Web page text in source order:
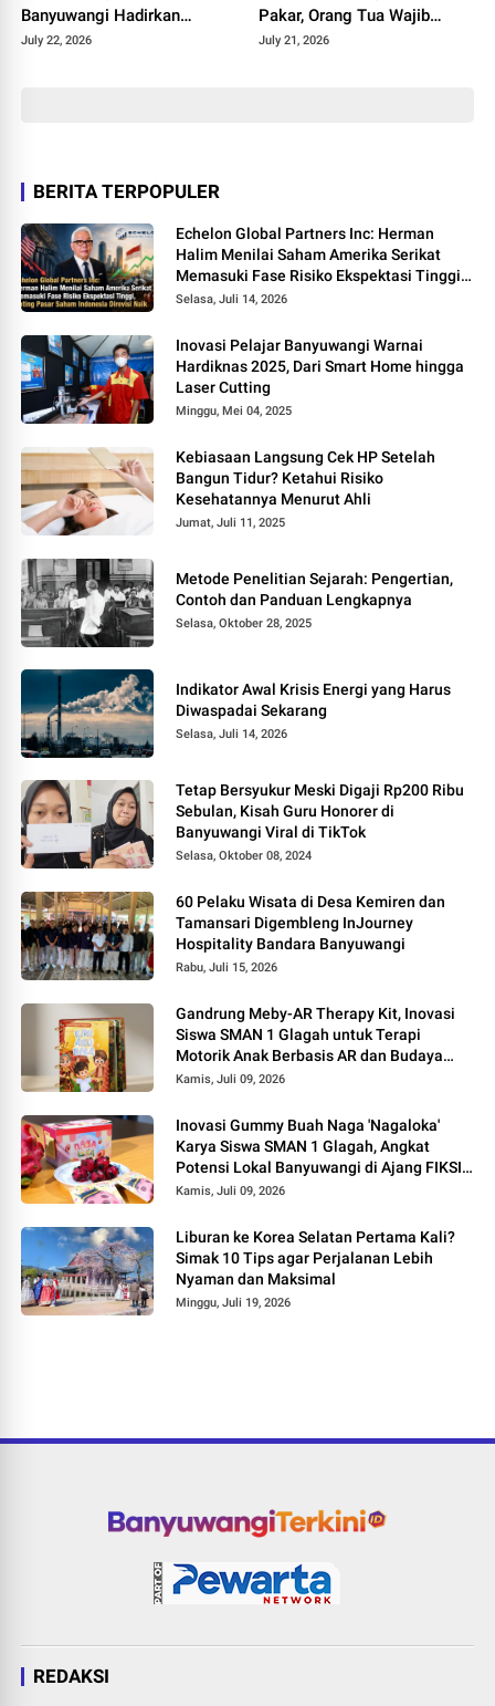
Banyuwangi Hadirkan
Keceriaan Hari Anak
July 22, 2026
Pakar, Orang Tua Wajib
Terapkan 3 Langkah Ini
July 21, 2026
BERITA TERPOPULER
Echelon Global Partners Inc: Herman
Halim Menilai Saham Amerika Serikat
Memasuki Fase Risiko Ekspektasi Tinggi,
Rating Pasar Saham Indonesia Direvisi
Selasa, Juli 14, 2026
Inovasi Pelajar Banyuwangi Warnai
Hardiknas 2025, Dari Smart Home hingga
Laser Cutting
Minggu, Mei 04, 2025
Kebiasaan Langsung Cek HP Setelah
Bangun Tidur? Ketahui Risiko
Kesehatannya Menurut Ahli
Jumat, Juli 11, 2025
Metode Penelitian Sejarah: Pengertian,
Contoh dan Panduan Lengkapnya
Selasa, Oktober 28, 2025
Indikator Awal Krisis Energi yang Harus
Diwaspadai Sekarang
Selasa, Juli 14, 2026
Tetap Bersyukur Meski Digaji Rp200 Ribu
Sebulan, Kisah Guru Honorer di
Banyuwangi Viral di TikTok
Selasa, Oktober 08, 2024
60 Pelaku Wisata di Desa Kemiren dan
Tamansari Digembleng InJourney
Hospitality Bandara Banyuwangi
Rabu, Juli 15, 2026
Gandrung Meby-AR Therapy Kit, Inovasi
Siswa SMAN 1 Glagah untuk Terapi
Motorik Anak Berbasis AR dan Budaya
Banyuwangi
Kamis, Juli 09, 2026
Inovasi Gummy Buah Naga 'Nagaloka'
Karya Siswa SMAN 1 Glagah, Angkat
Potensi Lokal Banyuwangi di Ajang FIKSI
2026
Kamis, Juli 09, 2026
Liburan ke Korea Selatan Pertama Kali?
Simak 10 Tips agar Perjalanan Lebih
Nyaman dan Maksimal
Minggu, Juli 19, 2026
REDAKSI